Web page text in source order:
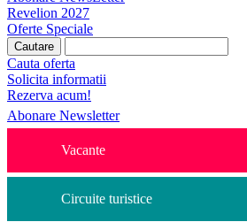
Revelion 2027
Oferte Speciale
Cauta oferta
Solicita informatii
Rezerva acum!
Abonare Newsletter
Vacante
Circuite turistice